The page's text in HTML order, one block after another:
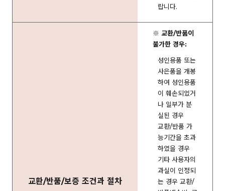
랍니다.
교환/반품/보증 조건과 절차
※ 교환/반품이
불가한 경우:
성인용품 또는
사은품을 개봉
하여 성인용품
이 훼손되었거
나 일부가 분
실된 경우
교환/반품 가
능기간을 초과
하였을 경우
기타 사용자의
과실이 인정되
는 경우 교환/